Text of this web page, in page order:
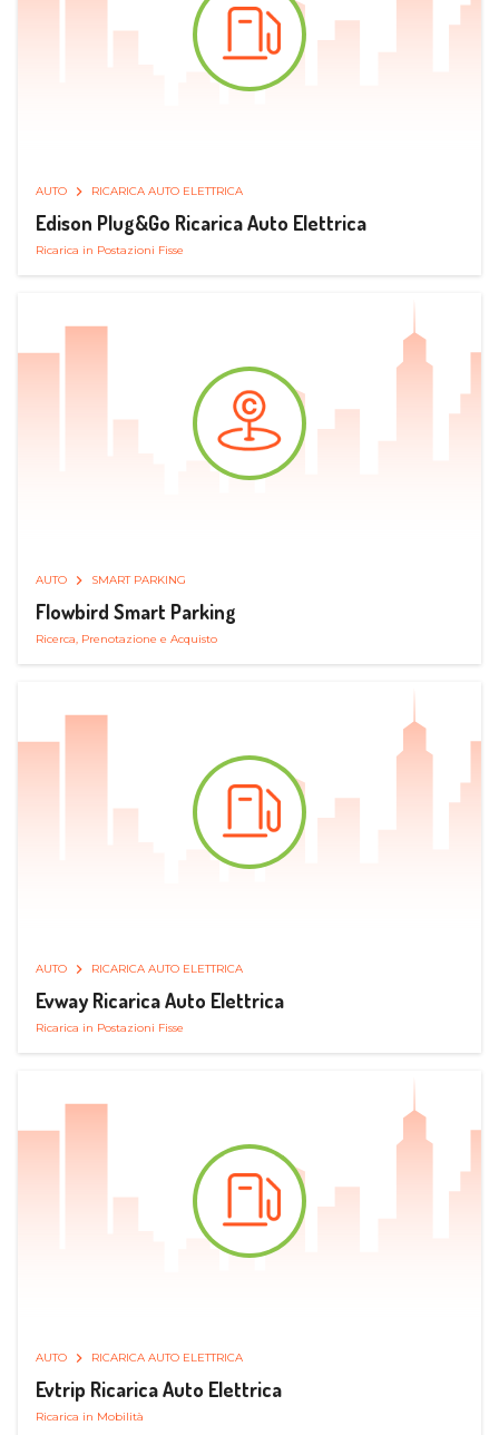
AUTO RICARICA AUTO ELETTRICA
Edison Plug&Go Ricarica Auto Elettrica
Ricarica in Postazioni Fisse
AUTO SMART PARKING
Flowbird Smart Parking
Ricerca, Prenotazione e Acquisto
AUTO RICARICA AUTO ELETTRICA
Evway Ricarica Auto Elettrica
Ricarica in Postazioni Fisse
AUTO RICARICA AUTO ELETTRICA
Evtrip Ricarica Auto Elettrica
Ricarica in Mobilità